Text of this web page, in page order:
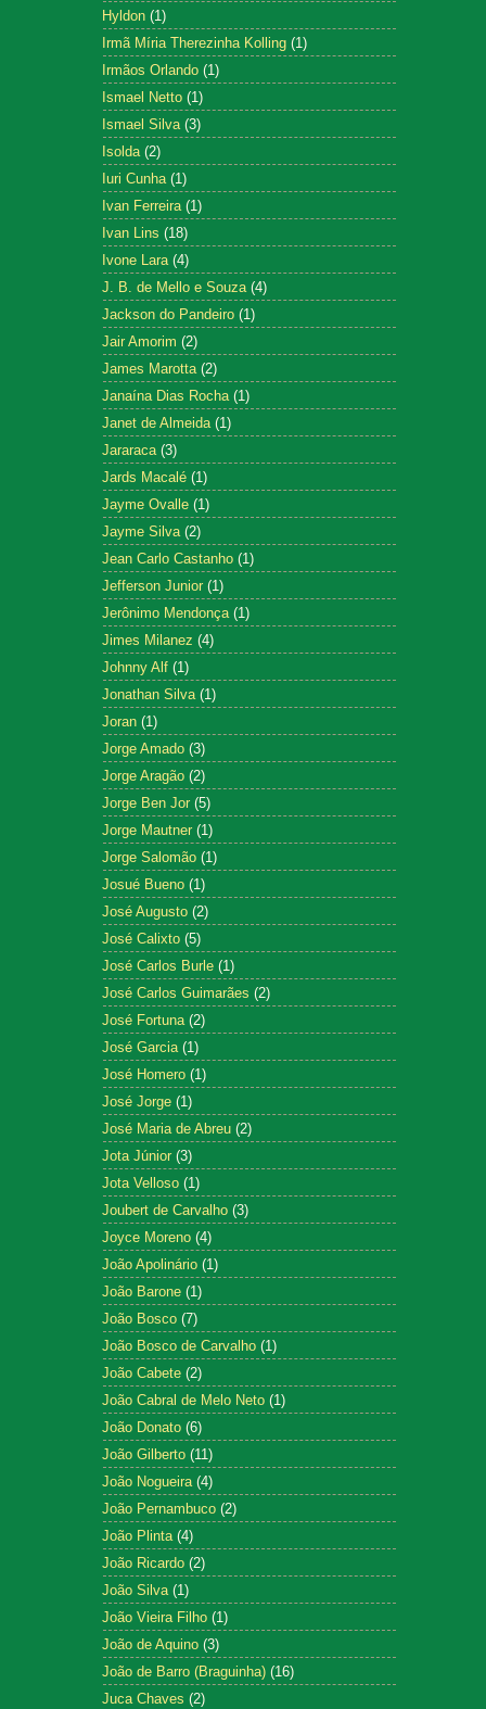
Hyldon (1)
Irmã Míria Therezinha Kolling (1)
Irmãos Orlando (1)
Ismael Netto (1)
Ismael Silva (3)
Isolda (2)
Iuri Cunha (1)
Ivan Ferreira (1)
Ivan Lins (18)
Ivone Lara (4)
J. B. de Mello e Souza (4)
Jackson do Pandeiro (1)
Jair Amorim (2)
James Marotta (2)
Janaína Dias Rocha (1)
Janet de Almeida (1)
Jararaca (3)
Jards Macalé (1)
Jayme Ovalle (1)
Jayme Silva (2)
Jean Carlo Castanho (1)
Jefferson Junior (1)
Jerônimo Mendonça (1)
Jimes Milanez (4)
Johnny Alf (1)
Jonathan Silva (1)
Joran (1)
Jorge Amado (3)
Jorge Aragão (2)
Jorge Ben Jor (5)
Jorge Mautner (1)
Jorge Salomão (1)
Josué Bueno (1)
José Augusto (2)
José Calixto (5)
José Carlos Burle (1)
José Carlos Guimarães (2)
José Fortuna (2)
José Garcia (1)
José Homero (1)
José Jorge (1)
José Maria de Abreu (2)
Jota Júnior (3)
Jota Velloso (1)
Joubert de Carvalho (3)
Joyce Moreno (4)
João Apolinário (1)
João Barone (1)
João Bosco (7)
João Bosco de Carvalho (1)
João Cabete (2)
João Cabral de Melo Neto (1)
João Donato (6)
João Gilberto (11)
João Nogueira (4)
João Pernambuco (2)
João Plinta (4)
João Ricardo (2)
João Silva (1)
João Vieira Filho (1)
João de Aquino (3)
João de Barro (Braguinha) (16)
Juca Chaves (2)